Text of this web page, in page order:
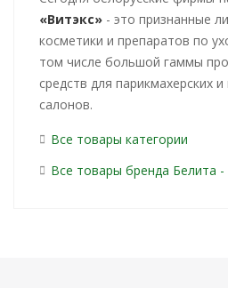
«Витэкс» - это признанные
косметики и препаратов по
том числе большой гаммы
средств для парикмахерских
салонов.
Все товары категории
Все товары бренда Белита -